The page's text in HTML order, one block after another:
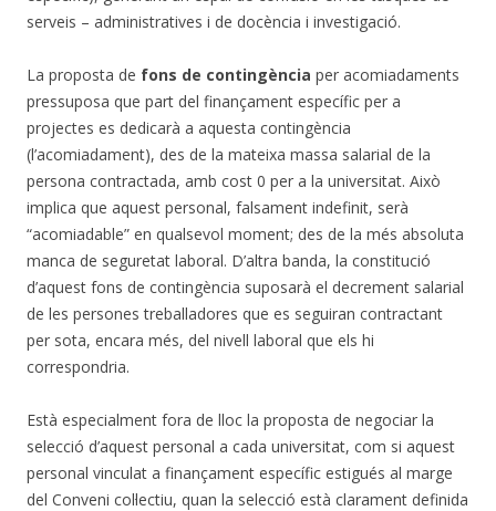
serveis – administratives i de docència i investigació.
La proposta de fons de contingència per acomiadaments
pressuposa que part del finançament específic per a
projectes es dedicarà a aquesta contingència
(l’acomiadament), des de la mateixa massa salarial de la
persona contractada, amb cost 0 per a la universitat. Això
implica que aquest personal, falsament indefinit, serà
“acomiadable” en qualsevol moment; des de la més absoluta
manca de seguretat laboral. D’altra banda, la constitució
d’aquest fons de contingència suposarà el decrement salarial
de les persones treballadores que es seguiran contractant
per sota, encara més, del nivell laboral que els hi
correspondria.
Està especialment fora de lloc la proposta de negociar la
selecció d’aquest personal a cada universitat, com si aquest
personal vinculat a finançament específic estigués al marge
del Conveni col·lectiu, quan la selecció està clarament definida